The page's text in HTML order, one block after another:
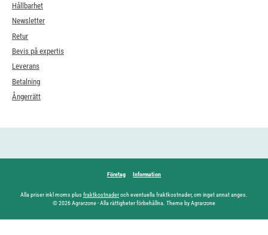
Hållbarhet
Newsletter
Retur
Bevis på expertis
Leverans
Betalning
Ångerrätt
Företag Information
Alla priser inkl moms plus fraktkostnaderoch eventuella fraktkostnader, om inget annat anges.
© 2026 Agrarzone - Alla rättigheter förbehållna. Theme by Agrarzone